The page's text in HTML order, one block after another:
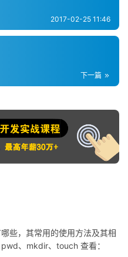
2017-02-25 11:46
下一篇
些，其常用的使用方法及其相
、mkdir、touch 查看：